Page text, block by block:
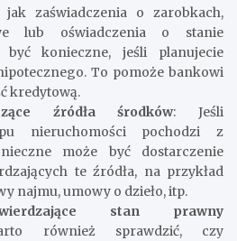
zaświadczenia o zarobkach,
lub oświadczenia o stanie
być konieczne, jeśli planujecie
To pomoże bankowi
kredytową.
źródła środków: Jeśli
nieruchomości pochodzi z
może być dostarczenie
te źródła, na przykład
najmu, umowy o dzieło, itp.
stan prawny
również sprawdzić, czy